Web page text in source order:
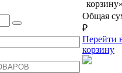
Общая
₽
Перейти
корзину